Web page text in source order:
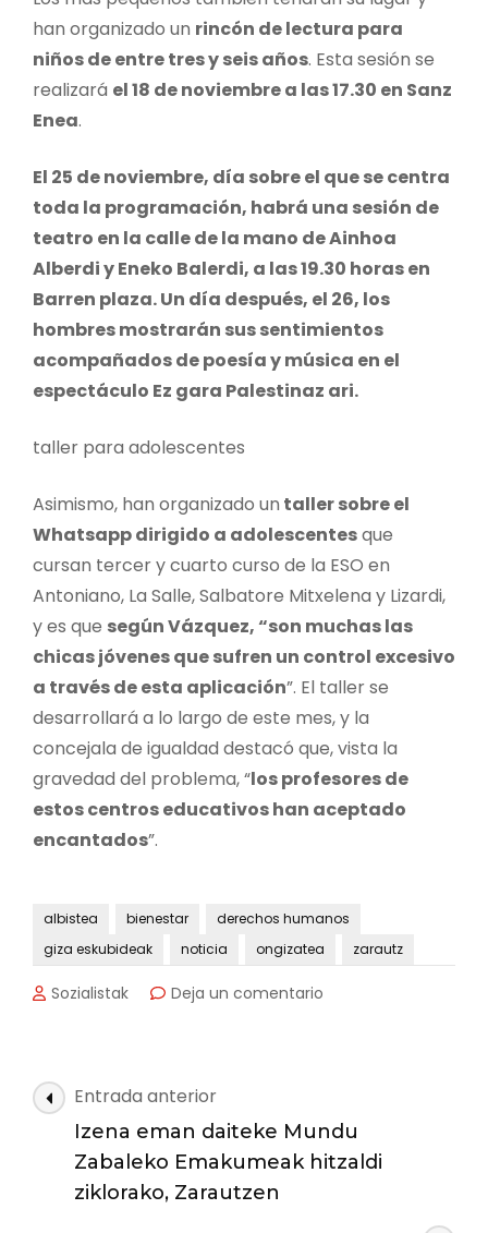
han organizado un rincón de lectura para
niños de entre tres y seis años. Esta sesión se
realizará el 18 de noviembre a las 17.30 en Sanz
Enea.
El 25 de noviembre, día sobre el que se centra
toda la programación, habrá una sesión de
teatro en la calle de la mano de Ainhoa
Alberdi y Eneko Balerdi, a las 19.30 horas en
Barren plaza. Un día después, el 26, los
hombres mostrarán sus sentimientos
acompañados de poesía y música en el
espectáculo Ez gara Palestinaz ari.
taller para adolescentes
Asimismo, han organizado un taller sobre el
Whatsapp dirigido a adolescentesque
cursan tercer y cuarto curso de la ESO en
Antoniano, La Salle, Salbatore Mitxelena y Lizardi,
y es que según Vázquez, “son muchas las
chicas jóvenes que sufren un control excesivo
a través de esta aplicación”. El taller se
desarrollará a lo largo de este mes, y la
concejala de igualdad destacó que, vista la
gravedad del problema, “los profesores de
estos centros educativos han aceptado
encantados”.
albistea bienestar
derechos humanos
giza eskubideak
noticia ongizatea zarautz
Sozialistak Deja un comentario
Latinoamérica
narrarán
sus
Navegación
de
entradas
Entrada anterior
Izena eman daiteke Mundu
Zabaleko Emakumeak hitzaldi
ziklorako, Zarautzen